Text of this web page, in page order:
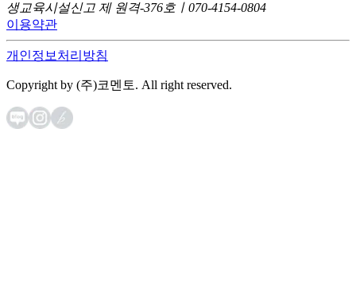
생교육시설신고 제 원격-376호ㅣ070-4154-0804
이용약관
개인정보처리방침
Copyright by (주)코멘토. All right reserved.